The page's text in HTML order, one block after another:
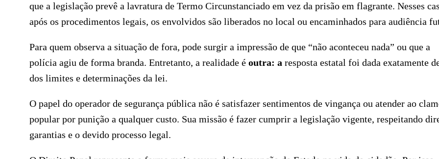
que a legislação prevê a lavratura de Termo Circunstanciado em vez da prisão em flagrante. Nesses
após os procedimentos legais, os envolvidos são liberados no local ou encaminhados para audiência
Para quem observa a situação de fora, pode surgir a impressão de que “não aconteceu nada” ou que a
polícia agiu de forma branda. Entretanto, a realidade é outra: a resposta estatal foi dada exatamente
dos limites e determinações da lei.
O papel do operador de segurança pública não é satisfazer sentimentos de vingança ou atender ao
popular por punição a qualquer custo. Sua missão é fazer cumprir a legislação vigente, respeitando
garantias e o devido processo legal.